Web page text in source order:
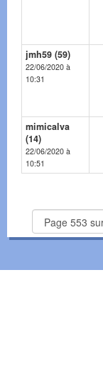
jmh59 (59)
22/06/2020 à
10:31
mimicalva
(14)
22/06/2020 à
10:51